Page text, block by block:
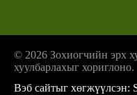
© 2026 Зохиогчийн эрх
хуулбарлахыг хориглоно.
Вэб сайтыг